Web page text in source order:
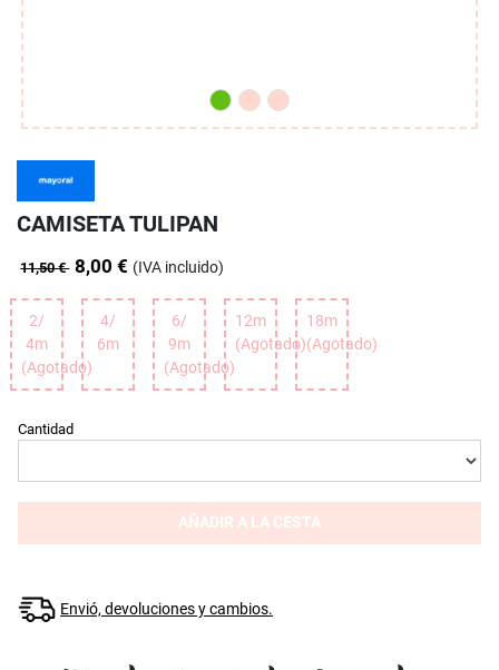
CAMISETA TULIPAN
11,50 € 8,00 € (IVA incluido)
2/
4m
(Agotado)
4/
6m
6/
9m
(Agotado)
12m
(Agotado)
18m
(Agotado)
Cantidad
AÑADIR A LA CESTA
Envió, devoluciones y cambios.